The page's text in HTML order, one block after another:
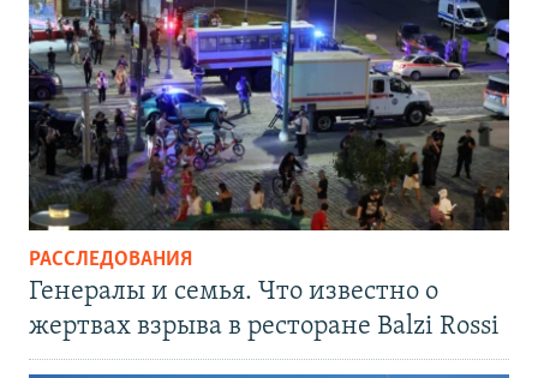
РАССЛЕДОВАНИЯ
Генералы и семья. Что известно о
жертвах взрыва в ресторане Balzi Rossi